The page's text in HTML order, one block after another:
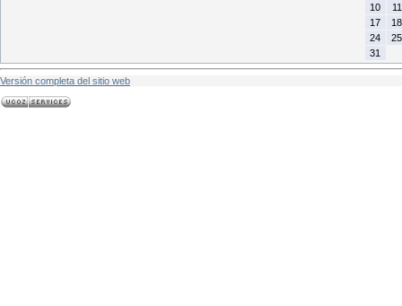
10
11
17
18
24
25
31
Versión completa del sitio web